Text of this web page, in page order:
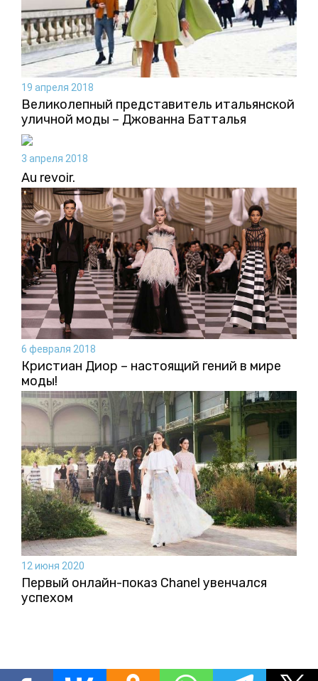
19 апреля 2018
Великолепный представитель итальянской
уличной моды – Джованна Батталья
3 апреля 2018
Au revoir.
6 февраля 2018
Кристиан Диор – настоящий гений в мире
моды!
12 июня 2020
Первый онлайн-показ Chanel увенчался
успехом